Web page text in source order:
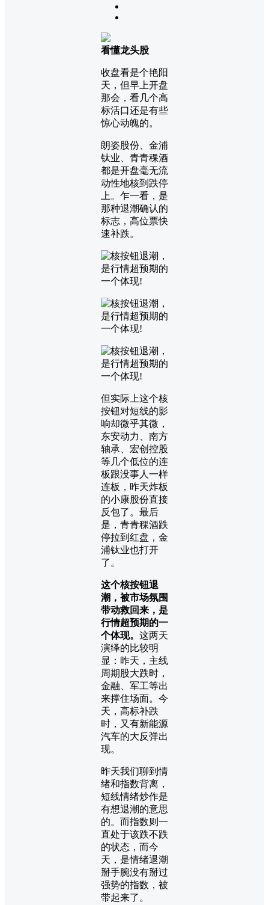
看懂龙头股
收盘看是个艳阳
天，但早上开盘
那会，看几个高
标活口还是有些
惊心动魄的。
朗姿股份、金浦
钛业、青青稞酒
都是开盘毫无流
动性地核到跌停
上。乍一看，是
那种退潮确认的
标志，高位票快
速补跌。
但实际上这个核
按钮对短线的影
响却微乎其微，
东安动力、南方
轴承、宏创控股
等几个低位的连
板跟没事人一样
连板，昨天炸板
的小康股份直接
反包了。最后
是，青青稞酒跌
停拉到红盘，金
浦钛业也打开
了。
这个核按钮退
潮，被市场氛围
带动救回来，是
行情超预期的一
个体现。 这两天
演绎的比较明
显：昨天，主线
周期股大跌时，
金融、军工等出
来撑住场面。今
天，高标补跌
时，又有新能源
汽车的大反弹出
现。
昨天我们聊到情
绪和指数背离，
短线情绪炒作是
有想退潮的意思
的。而指数则一
直处于该跌不跌
的状态，而今
天，是情绪退潮
掰手腕没有掰过
强势的指数，被
带起来了。